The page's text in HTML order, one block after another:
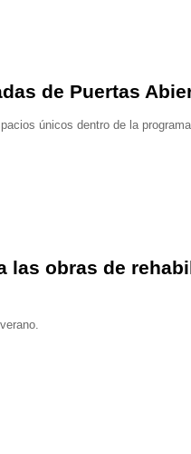
de Puertas
únicos dentro de la
las obras de